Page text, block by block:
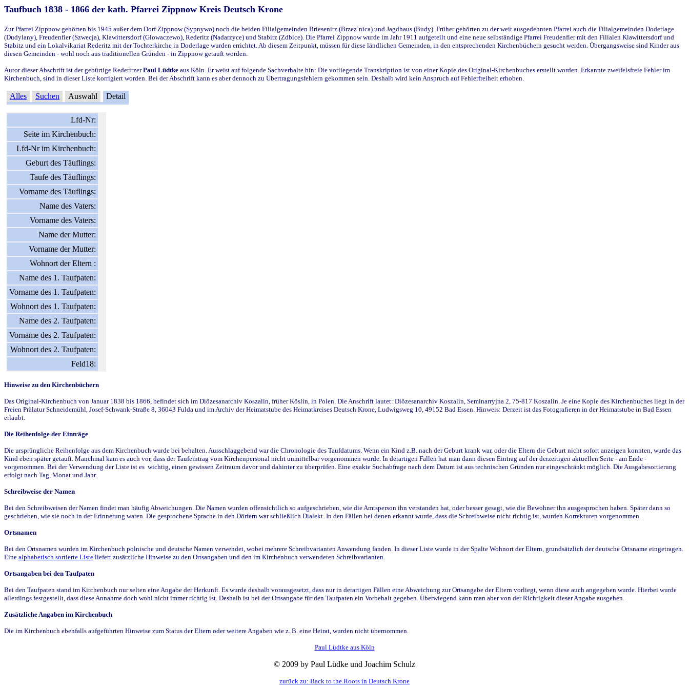
Taufbuch 1838 - 1866 der kath. Pfarrei Zippnow Kreis Deutsch Krone
Zur Pfarrei Zippnow gehörten bis 1945 außer dem Dorf Zippnow (Sypnywo) noch die beiden Filialgemeinden Briesenitz (Brzez`nica) und Jagdhaus (Budy). Früher gehörten zu der weit ausgedehnten Pfarrei auch die Filialgemeinden Doderlage
(Dudylany), Freudenfier (Szwecja), Klawittersdorf (Glowaczewo), Rederitz (Nadarzyce) und Stabitz (Zdbice). Die Pfarrei Zippnow wurde im Jahr 1911 aufgeteilt und eine neue selbständige Pfarrei Freudenfier mit den Filialen Klawittersdorf und
Stabitz und ein Lokalvikariat Rederitz mit der Tochterkirche in Doderlage wurden errichtet. Ab diesem Zeitpunkt, müssen für diese ländlichen Gemeinden, in den entsprechenden Kirchenbüchern gesucht werden. Übergangsweise sind Kinder aus
diesen Gemeinden - wohl noch aus traditionellen Gründen - in Zippnow getauft worden.
Autor dieser Abschrift ist der gebürtige RederitzerPaul Lüdtke aus Köln. Er weist auf folgende Sachverhalte hin: Die vorliegende Transkription ist von einer Kopie des Original-Kirchenbuches erstellt worden. Erkannte zweifelsfreie Fehler im
Kirchenbuch, sind in dieser Liste korrigiert worden. Bei der Abschrift kann es aber dennoch zu Übertragungsfehlern gekommen sein. Deshalb wird kein Anspruch auf Fehlerfreiheit erhoben.
Alles Suchen Auswahl Detail
Lfd-Nr:
Seite im Kirchenbuch:
Lfd-Nr im Kirchenbuch:
Geburt des Täuflings:
Taufe des Täuflings:
Vorname des Täuflings:
Name des Vaters:
Vorname des Vaters:
Name der Mutter:
Vorname der Mutter:
Wohnort der Eltern :
Name des 1. Taufpaten:
Vorname des 1. Taufpaten:
Wohnort des 1. Taufpaten:
Name des 2. Taufpaten:
Vorname des 2. Taufpaten:
Wohnort des 2. Taufpaten:
Feld18:
Hinweise zu den Kirchenbüchern
Das Original-Kirchenbuch von Januar 1838 bis 1866, befindet sich im Diözesanarchiv Koszalin, früher Köslin, in Polen. Die Anschrift lautet: Diözesanarchiv Koszalin, Seminarryjna 2, 75-817 Koszalin. Je eine Kopie des Kirchenbuches liegt in der
Freien Prälatur Schneidemühl, Josef-Schwank-Straße 8, 36043 Fulda und im Archiv der Heimatstube des Heimatkreises Deutsch Krone, Ludwigsweg 10, 49152 Bad Essen. Hinweis: Derzeit ist das Fotografieren in der Heimatstube in Bad Essen
erlaubt.
Die Reihenfolge der Einträge
Die ursprüngliche Reihenfolge aus dem Kirchenbuch wurde bei behalten. Ausschlaggebend war die Chronologie des Taufdatums. Wenn ein Kind z.B. nach der Geburt krank war, oder die Eltern die Geburt nicht sofort anzeigen konnten, wurde das
Kind eben später getauft. Manchmal kam es auch vor, dass der Taufeintrag vom Kirchenpersonal nicht unmittelbar vorgenommen wurde. In derartigen Fällen hat man dann diesen Eintrag auf der derzeitigen aktuellen Seite - am Ende -
vorgenommen. Bei der Verwendung der Liste ist es wichtig, einen gewissen Zeitraum davor und dahinter zu überprüfen. Eine exakte Suchabfrage nach dem Datum ist aus technischen Gründen nur eingeschränkt möglich. Die Ausgabesortierung
erfolgt nach Tag, Monat und Jahr.
Schreibweise der Namen
Bei den Schreibweisen der Namen findet man häufig Abweichungen. Die Namen wurden offensichtlich so aufgeschrieben, wie die Amtsperson ihn verstanden hat, oder besser gesagt, wie die Bewohner ihn ausgesprochen haben. Später dann so
geschrieben, wie sie noch in der Erinnerung waren. Die gesprochene Sprache in den Dörfern war schließlich Dialekt. In den Fällen bei denen erkannt wurde, dass die Schreibweise nicht richtig ist, wurden Korrekturen vorgenommen.
Ortsnamen
Bei den Ortsnamen wurden im Kirchenbuch polnische und deutsche Namen verwendet, wobei mehrere Schreibvarianten Anwendung fanden. In dieser Liste wurde in der Spalte Wohnort der Eltern, grundsätzlich der deutsche Ortsname eingetragen.
Eine alphabetisch sortierte Liste liefert zusätzliche Hinweise zu den Ortsangaben und den im Kirchenbuch verwendeten Schreibvarianten.
Ortsangaben bei den Taufpaten
Bei den Taufpaten stand im Kirchenbuch nur selten eine Angabe der Herkunft. Es wurde deshalb vorausgesetzt, dass nur in derartigen Fällen eine Abweichung zur Ortsangabe der Eltern vorliegt, wenn diese auch angegeben wurde. Hierbei wurde
allerdings festgestellt, dass diese Annahme doch wohl nicht immer richtig ist. Deshalb ist bei der Ortsangabe für den Taufpaten ein Vorbehalt gegeben. Überwiegend kann man aber von der Richtigkeit dieser Angabe ausgehen.
Zusätzliche Angaben im Kirchenbuch
Die im Kirchenbuch ebenfalls aufgeführten Hinweise zum Status der Eltern oder weitere Angaben wie z. B. eine Heirat, wurden nicht übernommen.
Paul Lüdtke aus Köln
© 2009 by Paul Lüdke und Joachim Schulz
zurück zu: Back to the Roots in Deutsch Krone